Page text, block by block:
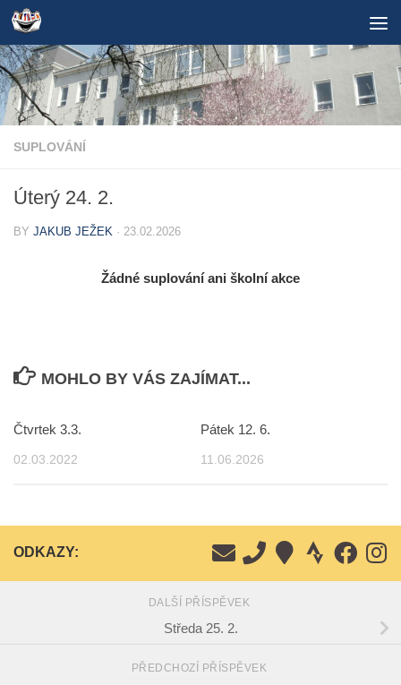
Skip to content
SUPLOVÁNÍ
Úterý 24. 2.
BY JAKUB JEŽEK · 23.02.2026
Žádné suplování ani školní akce
MOHLO BY VÁS ZAJÍMAT...
Čtvrtek 3.3.
02.03.2022
Pátek 12. 6.
11.06.2026
ODKAZY:
DALŠÍ PŘÍSPĚVEK
Středa 25. 2.
PŘEDCHOZÍ PŘÍSPĚVEK